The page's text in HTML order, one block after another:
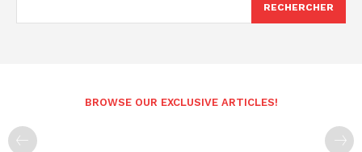
RECHERCHER
BROWSE OUR EXCLUSIVE ARTICLES!